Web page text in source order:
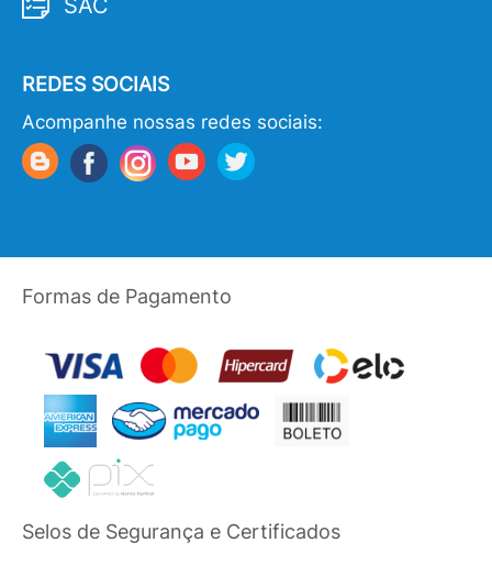
SAC
REDES SOCIAIS
Acompanhe nossas redes sociais:
Formas de Pagamento
Selos de Segurança e Certificados